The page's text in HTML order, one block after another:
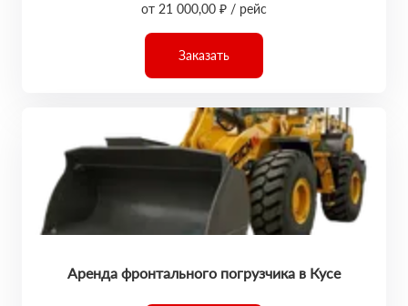
от 21 000,00 ₽ / рейс
Заказать
Аренда фронтального погрузчика в Кусе